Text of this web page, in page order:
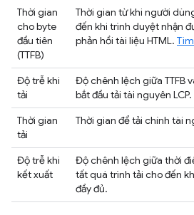
Thời gian
cho byte
đầu tiên
(TTFB)
Thời gian từ khi người
đến khi trình duyệt nhận
phản hồi tài liệu HTML.
Độ trễ khi
tải
Độ chênh lệch giữa TTFB
bắt đầu tải tài nguyên LCP.
Thời gian
tải
Thời gian để tải chính tài
Độ trễ khi
kết xuất
Độ chênh lệch giữa thời
tất quá trình tải cho đến
đầy đủ.